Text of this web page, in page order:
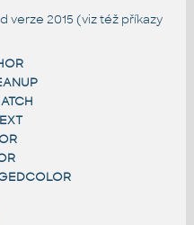
verze 2015 (viz též příkazy